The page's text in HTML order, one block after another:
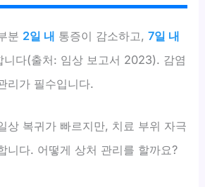
분 2일 내 통증이 감소하고,7일 내
니다(출처: 임상 보고서 2023). 감염
리가 필수입니다.
상 복귀가 빠르지만, 치료 부위 자극
니다. 어떻게 상처 관리를 할까요?